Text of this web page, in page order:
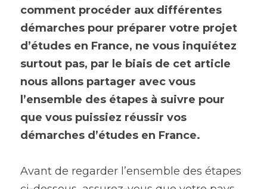
comment procéder aux différentes
démarches pour préparer votre projet
d’études en France, ne vous inquiétez
surtout pas, par le biais de cet article
nous allons partager avec vous
l’ensemble des étapes à suivre pour
que vous puissiez réussir vos
démarches d’études en France.
Avant de regarder l’ensemble des étapes